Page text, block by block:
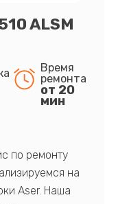
ALSM
Время
ремонта
от 20
мин
по ремонту
на
Aser. Наша